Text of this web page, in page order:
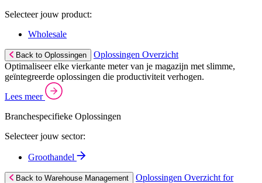
Selecteer jouw product:
Wholesale
Back to Oplossingen
Oplossingen Overzicht
Optimaliseer elke vierkante meter van je magazijn met slimme,
geïntegreerde oplossingen die productiviteit verhogen.
Lees meer
Branchespecifieke Oplossingen
Selecteer jouw sector:
Groothandel
Back to Warehouse Management
Oplossingen Overzicht for